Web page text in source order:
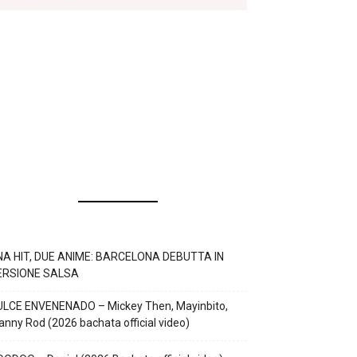
HIT, DUE ANIME: BARCELONA DEBUTTA IN
SALSA
ENVENENADO – Mickey Then, Mayinbito,
Rod (2026 bachata official video)